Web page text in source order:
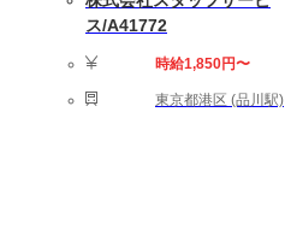
ス/A41772
時給1,850円〜
東京都港区 (品川駅)